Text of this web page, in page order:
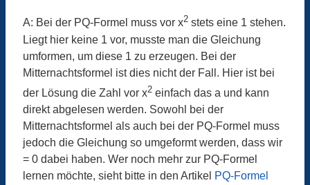
A: Bei der PQ-Formel muss vor x2 stets eine 1 stehen.
Liegt hier keine 1 vor, musste man die Gleichung
umformen, um diese 1 zu erzeugen. Bei der
Mitternachtsformel ist dies nicht der Fall. Hier ist bei
der Lösung die Zahl vor x2 einfach das a und kann
direkt abgelesen werden. Sowohl bei der
Mitternachtsformel als auch bei der PQ-Formel muss
jedoch die Gleichung so umgeformt werden, dass wir
= 0 dabei haben. Wer noch mehr zur PQ-Formel
lernen möchte, sieht bitte in den Artikel PQ-Formel